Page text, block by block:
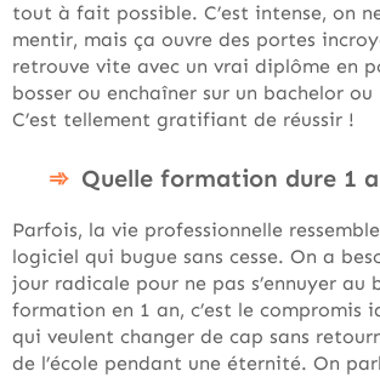
tout à fait possible. C’est intense, on
mentir, mais ça ouvre des portes
retrouve vite avec un vrai diplôme en
bosser ou enchaîner sur un bachelor ou
C’est tellement gratifiant de réussir !
Quelle formation dure 1
Parfois, la vie professionnelle
logiciel qui bugue sans cesse. On a
jour radicale pour ne pas s’ennuyer au
formation en 1 an, c’est le compromis
qui veulent changer de cap sans
de l’école pendant une éternité. On